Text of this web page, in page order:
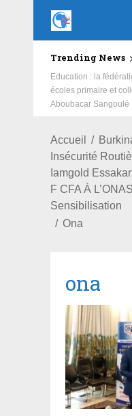
Trending News
Education : la
écoles primaire et
Aboubacar Sangoulé
Accueil
Insécurité
Iamgold
F CFA À
Sensibilisation
Ona
ona